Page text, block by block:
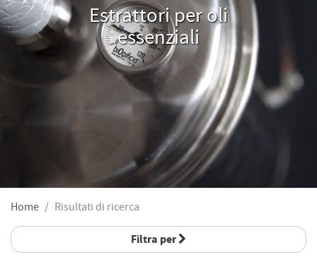
Estrattori per oli
essenziali
Home Risultati di ricerca
Filtra per